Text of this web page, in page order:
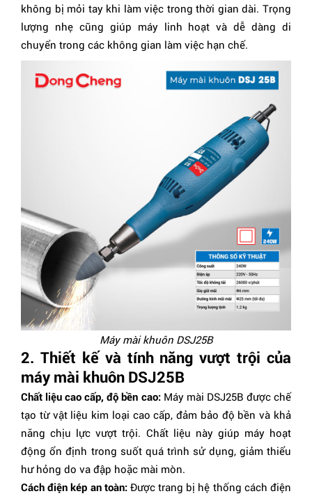
không bị mỏi tay khi làm việc trong thời gian dài. Trọng
lượng nhẹ cũng giúp máy linh hoạt và dễ dàng di
chuyển trong các không gian làm việc hạn chế.
Máy mài khuôn DSJ25B
2. Thiết kế và tính năng vượt trội của
máy mài khuôn DSJ25B
Chất liệu cao cấp, độ bền cao:Máy mài DSJ25B được chế
tạo từ vật liệu kim loại cao cấp, đảm bảo độ bền và khả
năng chịu lực vượt trội. Chất liệu này giúp máy hoạt
động ổn định trong suốt quá trình sử dụng, giảm thiểu
hư hỏng do va đập hoặc mài mòn.
Cách điện kép an toàn:Được trang bị hệ thống cách điện